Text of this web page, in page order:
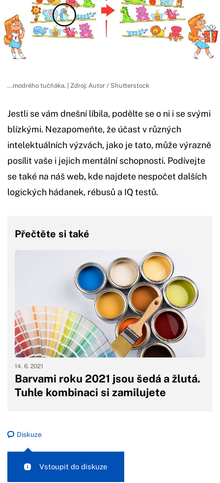
...modrého tučňáka. | Zdroj: Autor / Shutterstock
Jestli se vám dnešní líbila, podělte se o ni i se svými
blízkými. Nezapomeňte, že účast v různých
intelektuálních výzvách, jako je tato, může výrazně
posílit vaše i jejich mentální schopnosti. Podívejte
se také na náš web, kde najdete nespočet dalších
logických hádanek, rébusů a IQ testů.
Přečtěte si také
Barvami roku 2021 jsou šedá a žlutá.
Tuhle kombinaci si zamilujete
14. 6. 2021
Diskuze
Vstoupit do diskuze